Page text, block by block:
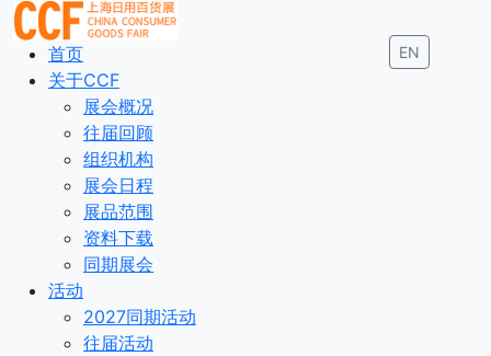
EN
首页
关于CCF
展会概况
往届回顾
组织机构
展会日程
展品范围
资料下载
同期展会
活动
2027同期活动
往届活动